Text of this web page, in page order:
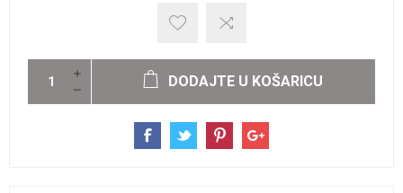
DODAJTE U KOŠARICU